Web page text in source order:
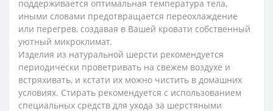
поддерживается оптимальная температура тела,
иными словами предотвращается переохлаждение
или перегрев, создавая в Вашей кровати собственный
уютный микроклимат.
Изделия из натуральной шерсти рекомендуется
периодически проветривать на свежем воздухе и
встряхивать, и кстати их можно чистить в домашних
условиях. Стирать рекомендуется с использованием
специальных средств для ухода за шерстяными